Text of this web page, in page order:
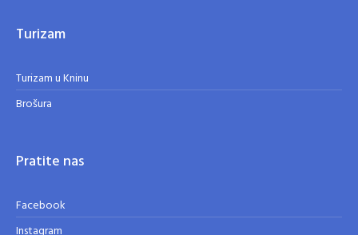
Turizam
Turizam u Kninu
Brošura
Pratite nas
Facebook
Instagram